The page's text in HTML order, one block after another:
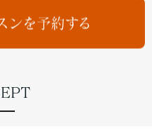
ンを予約する